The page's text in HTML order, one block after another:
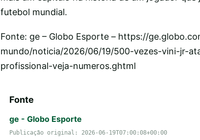
futebol mundial.
Fonte: ge – Globo Esporte – https://
mundo/noticia/2026/06/19/500-vezes-vini-jr-
profissional-veja-numeros.ghtml
Fonte
ge - Globo Esporte
Publicação original: 2026-06-19T07:00:08+00:00